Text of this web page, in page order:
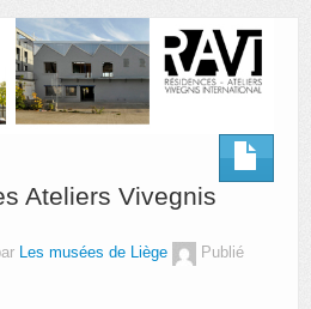
Ateliers Vivegnis
Les musées de Liège
Publié